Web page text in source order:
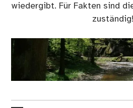
wiedergibt. Für Fakten sind
zuständig!